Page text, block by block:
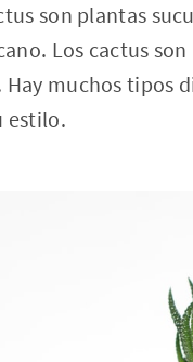
son plantas
Los cactus
Hay muchos tipos
estilo.